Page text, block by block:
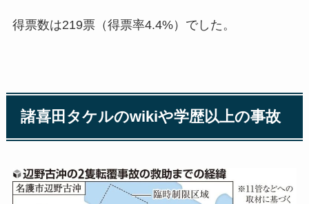
得票数は219票（得票率4.4%）でした。
諸喜田タケルのwikiや学歴以上の事故